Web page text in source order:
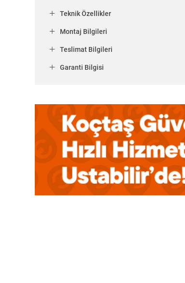
Teknik Özellikler
Montaj Bilgileri
Teslimat Bilgileri
Garanti Bilgisi